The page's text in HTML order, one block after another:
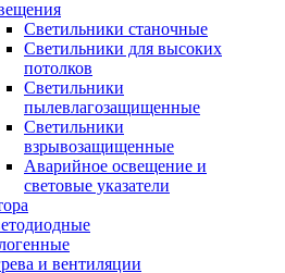
Светильники станочные
Светильники для высоких
потолков
Светильники
пылевлагозащищенные
Светильники
взрывозащищенные
Аварийное освещение и
световые указатели
и вентиляции